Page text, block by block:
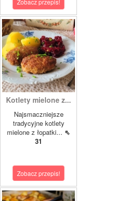
Zobacz przepis!
Kotlety mielone z...
Najsmaczniejsze
tradycyjne kotlety
mielone z łopatki... ⇖
31
Zobacz przepis!